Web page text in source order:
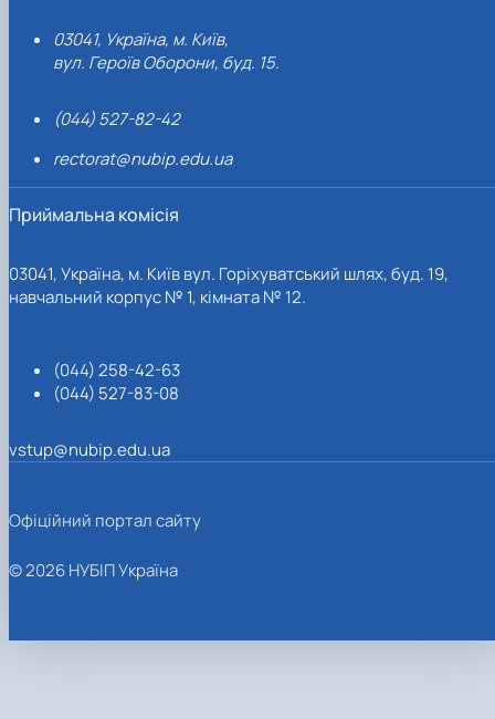
03041, Україна, м. Київ,
вул. Героїв Оборони, буд. 15.
(044) 527-82-42
rectorat@nubip.edu.ua
Приймальна комісія
03041, Україна, м. Київ вул. Горіхуватський шлях, буд. 19,
навчальний корпус № 1, кімната № 12.
(044) 258-42-63
(044) 527-83-08
vstup@nubip.edu.ua
Офіційний портал сайту
© 2026 НУБІП Україна